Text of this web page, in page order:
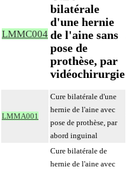
LMMC004
bilatérale
d'une hernie
de l'aine sans
pose de
prothèse, par
vidéochirurgie
LMMA001
Cure bilatérale d'une
hernie de l'aine avec
pose de prothèse, par
abord inguinal
Cure bilatérale de
hernie de l'aine avec